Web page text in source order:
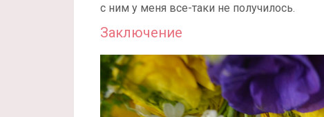
с ним у меня все-таки не получилось.
Заключение